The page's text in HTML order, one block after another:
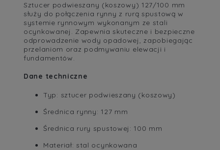
Sztucer podwieszany (koszowy) 127/100 mm
służy do połączenia rynny z rurą spustową w
systemie rynnowym wykonanym ze stali
ocynkowanej. Zapewnia skuteczne i bezpieczne
odprowadzenie wody opadowej, zapobiegając
przelaniom oraz podmywaniu elewacji i
fundamentów.
Dane techniczne
Typ: sztucer podwieszany (koszowy)
Średnica rynny: 127 mm
Średnica rury spustowej: 100 mm
Materiał: stal ocynkowana